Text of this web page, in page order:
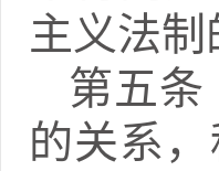
主义法
第五
的关系